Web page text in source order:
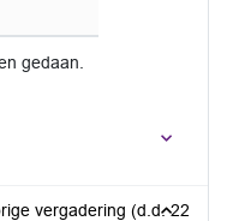
gedaan.
vergadering (d.d. 22